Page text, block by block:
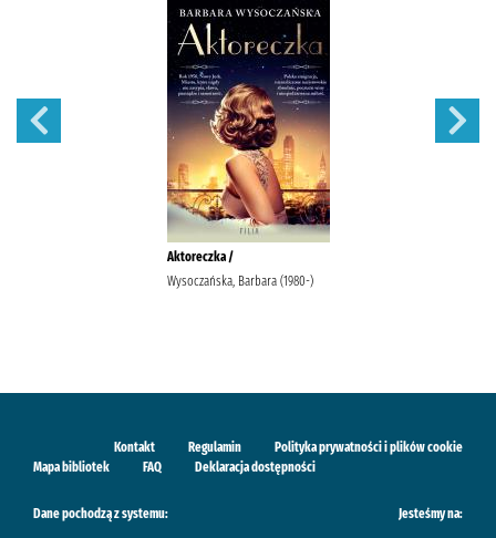
Aktoreczka /
Wysoczańska, Barbara (1980-)
Kontakt Regulamin
Polityka prywatności i plików cookie
Mapa bibliotek
FAQ Deklaracja dostępności
Dane pochodzą z systemu: Jesteśmy na: